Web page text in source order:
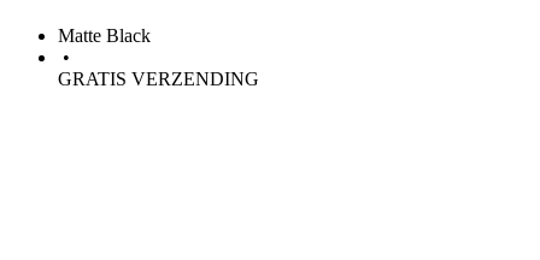
Matte Black
•
GRATIS VERZENDING